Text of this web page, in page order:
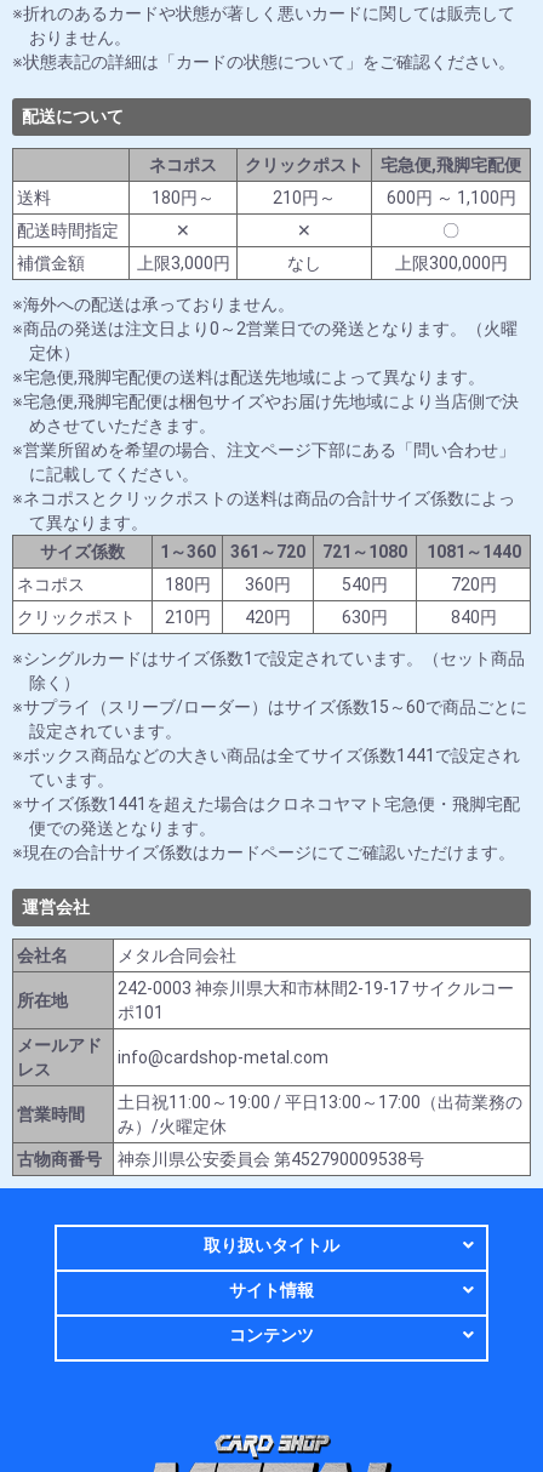
折れのあるカードや状態が著しく悪いカードに関しては販売して
おりません。
状態表記の詳細は「カードの状態について」をご確認ください。
配送について
ネコポス クリックポスト
宅急便,飛脚宅配便
送料
180円～ 210円～
600円 ～ 1,100円
配送時間指定
✕ ✕
〇
補償金額
上限3,000円 なし 上限300,000円
海外への配送は承っておりません。
商品の発送は注文日より0～2営業日での発送となります。（火曜
定休）
宅急便,飛脚宅配便の送料は配送先地域によって異なります。
宅急便,飛脚宅配便は梱包サイズやお届け先地域により当店側で決
めさせていただきます。
営業所留めを希望の場合、注文ページ下部にある「問い合わせ」
に記載してください。
ネコポスとクリックポストの送料は商品の合計サイズ係数によっ
て異なります。
サイズ係数
1～360 361～720 721～1080
1081～1440
ネコポス
180円 360円 540円
720円
クリックポスト
210円 420円 630円 840円
シングルカードはサイズ係数1で設定されています。（セット商品
除く）
サプライ（スリーブ/ローダー）はサイズ係数15～60で商品ごとに
設定されています。
ボックス商品などの大きい商品は全てサイズ係数1441で設定され
ています。
サイズ係数1441を超えた場合はクロネコヤマト宅急便・飛脚宅配
便での発送となります。
現在の合計サイズ係数はカードページにてご確認いただけます。
運営会社
会社名 メタル合同会社
所在地
242-0003 神奈川県大和市林間2-19-17 サイクルコー
ポ101
メールアド
レス
info@cardshop-metal.com
営業時間
土日祝11:00～19:00 / 平日13:00～17:00（出荷業務の
み）/火曜定休
古物商番号
神奈川県公安委員会 第452790009538号
取り扱いタイトル
サイト情報
コンテンツ